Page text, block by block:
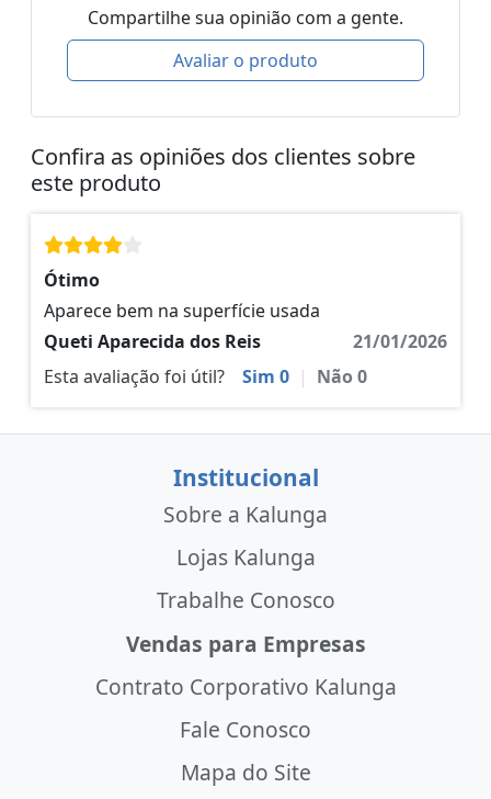
Compartilhe sua opinião com a gente.
Avaliar o produto
Confira as opiniões dos clientes sobre
este produto
Ótimo
Aparece bem na superfície usada
Queti Aparecida dos Reis
21/01/2026
Esta avaliação foi útil?
Sim 0 | Não0
Institucional
Sobre a Kalunga
Lojas Kalunga
Trabalhe Conosco
Vendas para Empresas
Contrato Corporativo Kalunga
Fale Conosco
Mapa do Site